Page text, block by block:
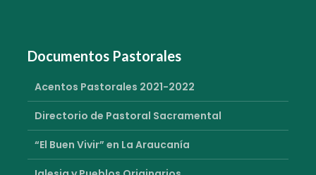
Documentos Pastorales
Acentos Pastorales 2021-2022
Directorio de Pastoral Sacramental
“El Buen Vivir” en La Araucanía